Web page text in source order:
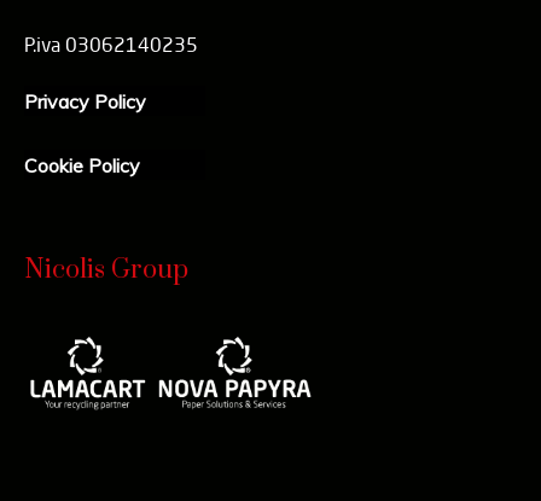
P.iva 03062140235
Privacy Policy
Cookie Policy
Nicolis Group